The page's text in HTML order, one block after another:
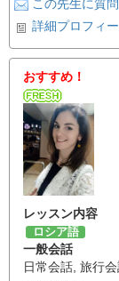
この先生に質
詳細プロフィ
おすすめ！
レッスン内容
ロシア語
一般会話
日常会話, 旅行